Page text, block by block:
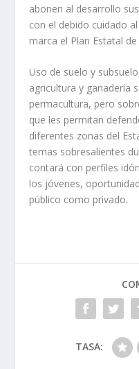
abonen al desarrollo
con el debido cuidado
marca el Plan Estatal
Uso de suelo y
agricultura y ganadería
permacultura, pero
que les permitan
diferentes zonas del
temas sobresalientes
contará con perfiles
los jóvenes,
público como privado.
TASA: